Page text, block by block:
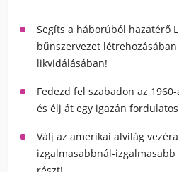
Segíts a háborúból hazatérő
bűnszervezet
likvidálásában!
Fedezd fel szabadon az
és élj át egy igazán
Válj az amerikai alvilág
izgalmasabbnál-